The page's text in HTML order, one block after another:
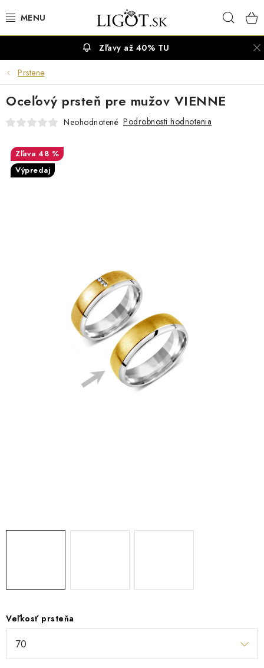
na
NÁHRDELNÍKY
PRSTENE
Vrátenie, výmena, reklamácia
Obchodné podmienky
Ochrana súkromia
Zľavy až 40% TU
Prstene
Veľkosť prsteňa
Oceľový prsteň pre mužov VIENNE
Neohodnotené Podrobnosti hodnotenia
48 %
Výpredaj